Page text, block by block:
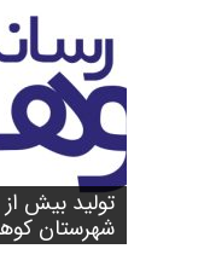
آغاز برداشت
تن محصول
شهرستان
واژگونی
۲۵ مصدوم
بازدید
کوهسرخ و
شورای
کوهسرخ
مدارس برای